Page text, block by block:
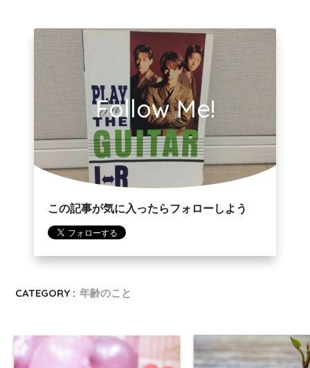
Follow Me!
この記事が気に入ったらフォローしよう
CATEGORY : 年齢のこと